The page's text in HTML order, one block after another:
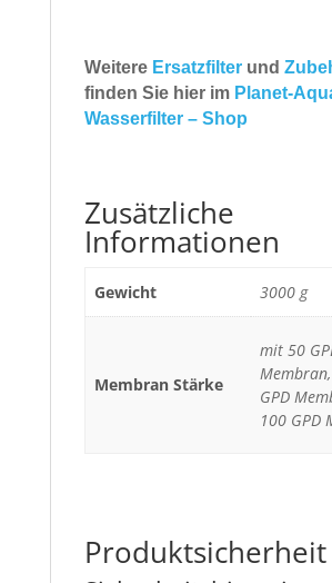
Weitere Ersatzfilterund
finden Sie hier im Planet-
Wasserfilter – Shop
Zusätzliche
Informationen
Gewicht 3000 g
Membran Stärke
mit 50
GPD
100 GPD
Produktsicherheit